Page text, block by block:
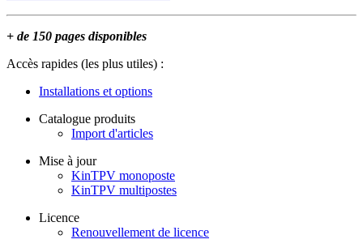
+ de 150 pages disponibles
Accès rapides (les plus utiles) :
Installations et options
Catalogue produits
Import d'articles
Mise à jour
KinTPV monoposte
KinTPV multipostes
Licence
Renouvellement de licence